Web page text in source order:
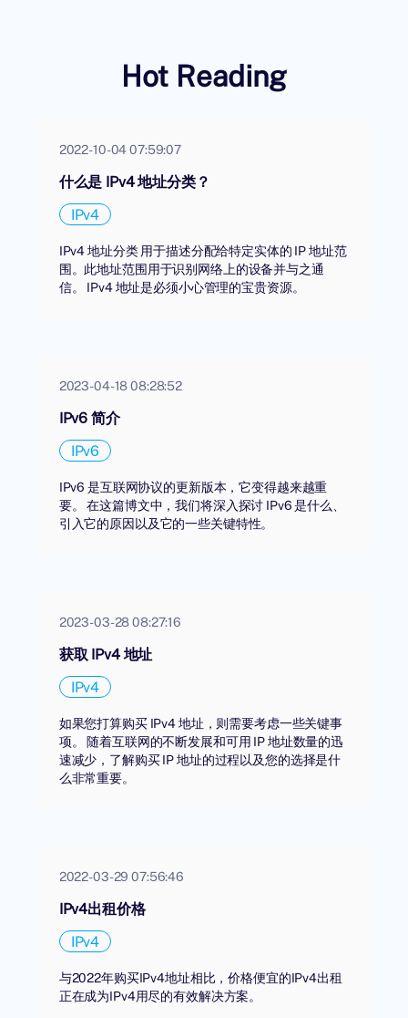
Hot Reading
2022-10-04 07:59:07
什么是 IPv4 地址分类？
IPv4
IPv4 地址分类 用于描述分配给特定实体的 IP 地址范
围。此地址范围用于识别网络上的设备并与之通
信。 IPv4 地址是必须小心管理的宝贵资源。
2023-04-18 08:28:52
IPv6 简介
IPv6
IPv6 是互联网协议的更新版本，它变得越来越重
要。 在这篇博文中，我们将深入探讨 IPv6 是什么、
引入它的原因以及它的一些关键特性。
2023-03-28 08:27:16
获取 IPv4 地址
IPv4
如果您打算购买 IPv4 地址，则需要考虑一些关键事
项。 随着互联网的不断发展和可用 IP 地址数量的迅
速减少，了解购买 IP 地址的过程以及您的选择是什
么非常重要。
2022-03-29 07:56:46
IPv4出租价格
IPv4
与2022年购买IPv4地址相比，价格便宜的IPv4出租
正在成为IPv4用尽的有效解决方案。